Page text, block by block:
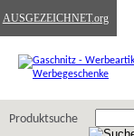
AUSGEZEICHNET.org
Produktsuche